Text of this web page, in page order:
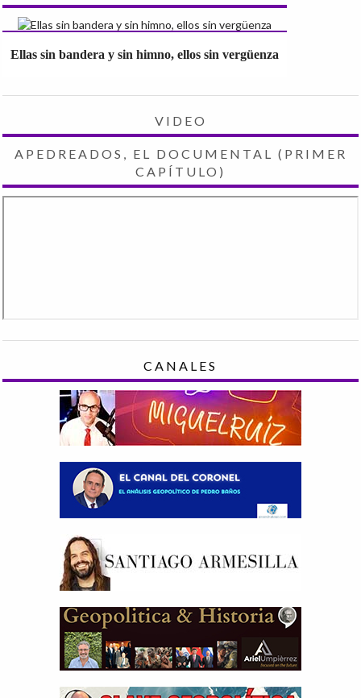
Ellas sin bandera y sin himno, ellos sin vergüenza
VIDEO
APEDREADOS, EL DOCUMENTAL (PRIMER
CAPÍTULO)
CANALES